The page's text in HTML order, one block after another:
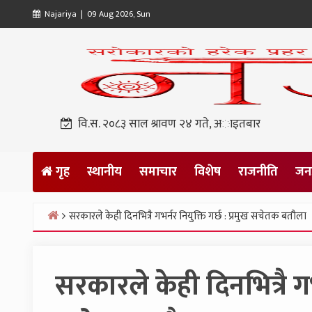
to
Najariya | 09 Aug 2026, Sun
वि.स. २०८३ साल श्रावण २४ गते, अाइतबार
गृह स्थानीय समाचार विशेष राजनीति
Home
सरकारले केही दिनभित्रै गभर्नर नियुक्ति गर्छ : प्रमुख सचेतक बतौला
सरकारले केही दिनभित्रै